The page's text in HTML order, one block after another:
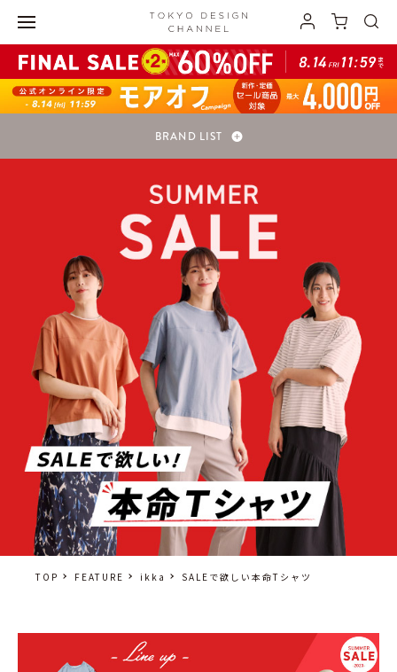
BRAND LIST
TOP FEATURE ikka SALEで欲しい本命Tシャツ